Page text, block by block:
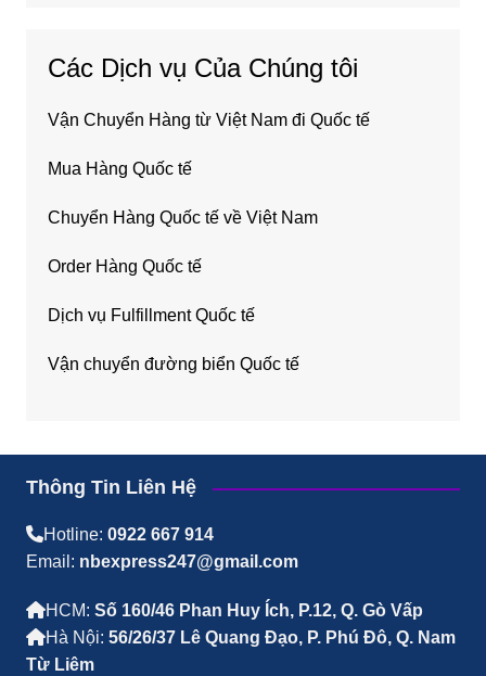
Các Dịch vụ Của Chúng tôi
Vận Chuyển Hàng từ Việt Nam đi Quốc tế
Mua Hàng Quốc tế
Chuyển Hàng Quốc tế về Việt Nam
Order Hàng Quốc tế
Dịch vụ Fulfillment Quốc tế
Vận chuyển đường biển Quốc tế
Thông Tin Liên Hệ
Hotline: 0922 667 914
Email: nbexpress247@gmail.com
HCM: Số 160/46 Phan Huy Ích, P.12, Q. Gò Vấp
Hà Nội: 56/26/37 Lê Quang Đạo, P. Phú Đô, Q. Nam
Từ Liêm